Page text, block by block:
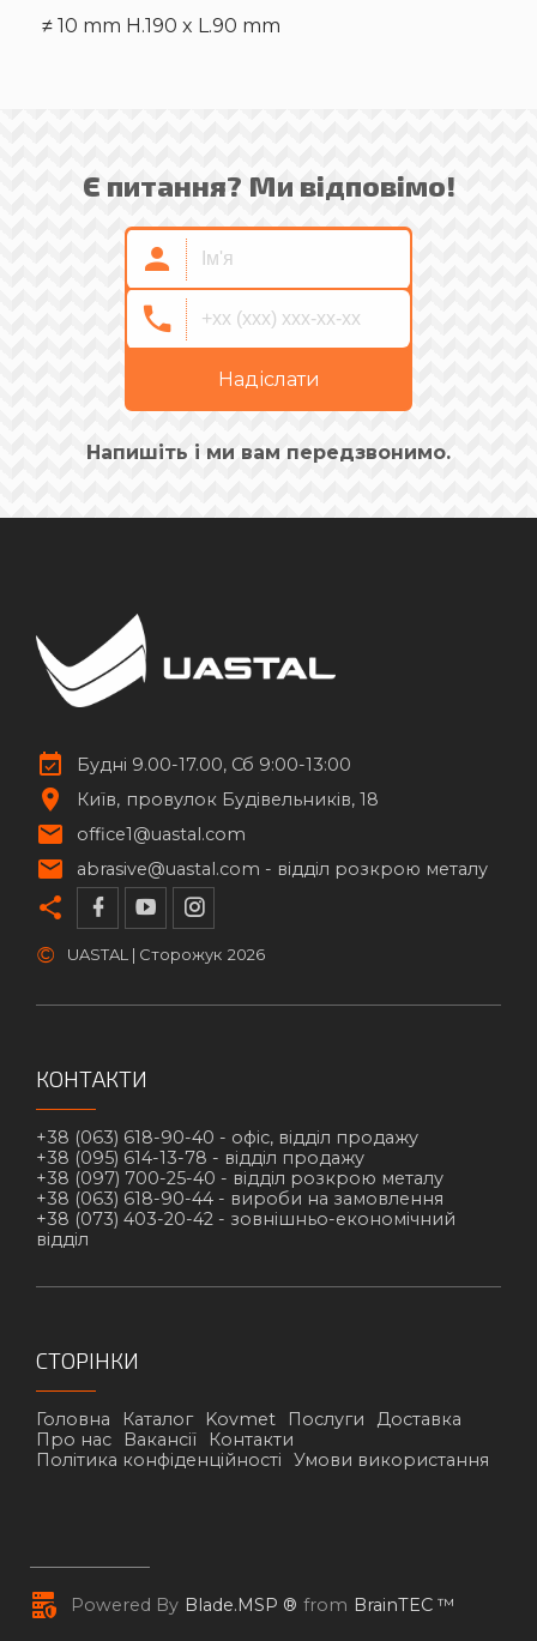
≠ 10 mm H.190 x L.90 mm
Є питання? Ми відповімо!
Надіслати
Напишіть і ми вам передзвонимо.
Будні 9.00-17.00, Сб 9:00-13:00
Київ
провулок Будівельників, 18
office1@uastal.com
abrasive@uastal.com - відділ розкрою металу
© UASTAL | Сторожук 2026
КОНТАКТИ
+38 (063) 618-90-40 - офіс, відділ продажу
+38 (095) 614-13-78 - відділ продажу
+38 (097) 700-25-40 - відділ розкрою металу
+38 (063) 618-90-44 - вироби на замовлення
+38 (073) 403-20-42 - зовнішньо-економічний
відділ
СТОРІНКИ
Головна Каталог Kovmet Послуги
Доставка
Про нас
Вакансії
Контакти
Політика конфіденційності
Умови використання
Powered By Blade.MSP ® from BrainTEC ™